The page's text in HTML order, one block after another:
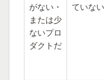
がない・
または少
ないプロ
ダクトだ
ていない